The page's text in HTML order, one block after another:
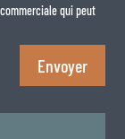
qui peut
Envoyer